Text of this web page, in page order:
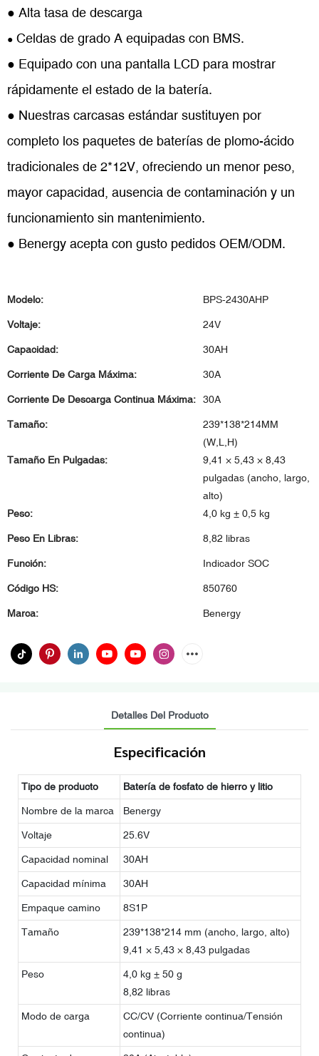
● Alta tasa de descarga
● Celdas de grado A equipadas con BMS.
● Equipado con una pantalla LCD para mostrar
rápidamente el estado de la batería.
● Nuestras carcasas estándar sustituyen por
completo los paquetes de baterías de plomo-ácido
tradicionales de 2*12V, ofreciendo un menor peso,
mayor capacidad, ausencia de contaminación y un
funcionamiento sin mantenimiento.
● Benergy acepta con gusto pedidos OEM/ODM.
Modelo: BPS-2430AHP
Voltaje: 24V
Capacidad: 30AH
Corriente De Carga Máxima: 30A
Corriente De Descarga Continua Máxima: 30A
Tamaño:
239*138*214MM
(W,L,H)
Tamaño En Pulgadas:
9,41 × 5,43 × 8,43
pulgadas (ancho, largo,
alto)
Peso:
4,0 kg ± 0,5 kg
Peso En Libras: 8,82 libras
Función: Indicador SOC
Código HS: 850760
Marca: Benergy
Detalles Del Producto
Especificación
Tipo de producto Batería de fosfato de hierro y litio
Nombre de la marca Benergy
Voltaje 25.6V
Capacidad nominal 30AH
Capacidad mínima 30AH
Empaque camino 8S1P
Tamaño
239*138*214 mm (ancho, largo, alto)
9,41 × 5,43 × 8,43 pulgadas
Peso
4,0 kg ± 50 g
8,82 libras
Modo de carga
CC/CV (Corriente continua/Tensión
continua)